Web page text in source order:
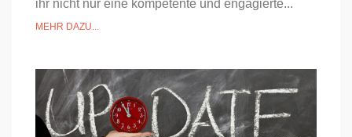
ihr nicht nur eine kompetente und engagierte...
MEHR DAZU...